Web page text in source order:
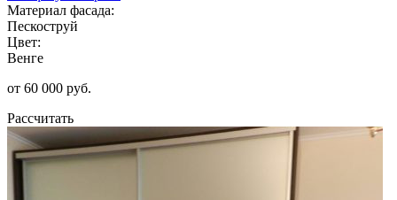
Материал фасада:
Пескоструй
Цвет:
Венге
от 60 000 руб.
Рассчитать